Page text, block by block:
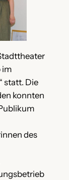
im
statt. Die
konnten
des